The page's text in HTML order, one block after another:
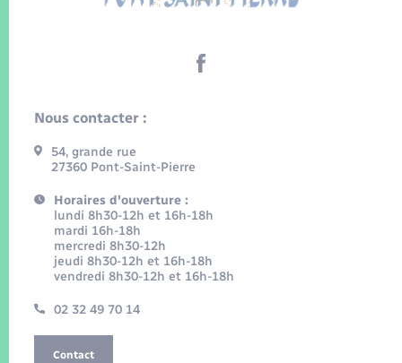
Nous contacter :
54, grande rue
27360 Pont-Saint-Pierre
Horaires d'ouverture :
lundi 8h30-12h et 16h-18h
mardi 16h-18h
mercredi 8h30-12h
jeudi 8h30-12h et 16h-18h
vendredi 8h30-12h et 16h-18h
02 32 49 70 14
Contact